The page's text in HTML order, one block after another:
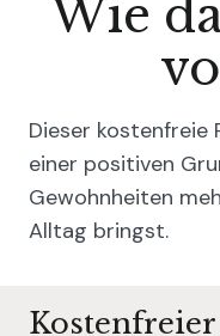
Wie
Dieser
einer positiven
Gewohnheiten
Alltag bringst.